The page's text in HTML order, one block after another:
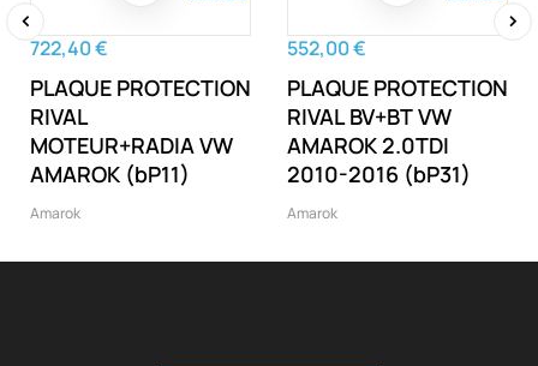
722,40 €
PLAQUE PROTECTION
RIVAL
MOTEUR+RADIA VW
AMAROK (bP11)
Amarok
552,00 €
PLAQUE PROTECTION
RIVAL BV+BT VW
AMAROK 2.0TDI
2010-2016 (bP31)
Amarok